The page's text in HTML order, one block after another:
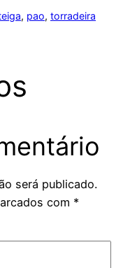
, pao, torradeira
será publicado.
com *